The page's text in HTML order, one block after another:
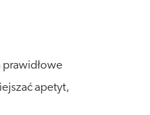
prawidłowe
apetyt,